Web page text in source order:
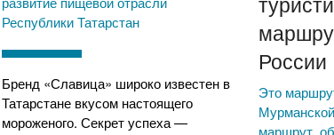
Республики Татарстан
Бренд «Славица» широко известен в
Татарстане вкусом настоящего
мороженого. Секрет успеха —
России
Это
маршрут,